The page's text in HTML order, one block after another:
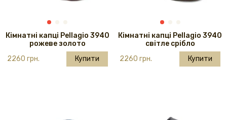
Кімнатні капці Pellagio 3940
рожеве золото
2260 грн.
Купити
Кімнатні капці Pellagio 3940
світле срібло
2260 грн.
Купити